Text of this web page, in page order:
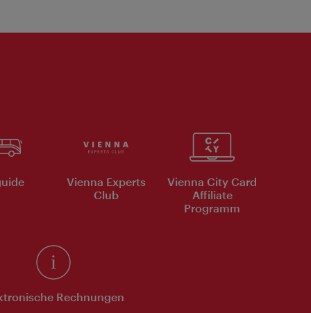
Vienna Experts
Club
Vienna City Card
Affiliate
Programm
Rechnungen